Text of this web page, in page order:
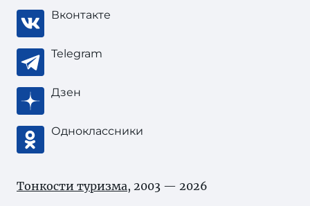
Вконтакте
Telegram
Дзен
Одноклассники
Тонкости туризма, 2003 — 2026